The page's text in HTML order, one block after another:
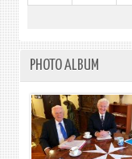
PHOTO ALBUM